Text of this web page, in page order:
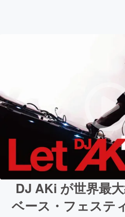
DJ AKi が世界最
ベース・フェステ